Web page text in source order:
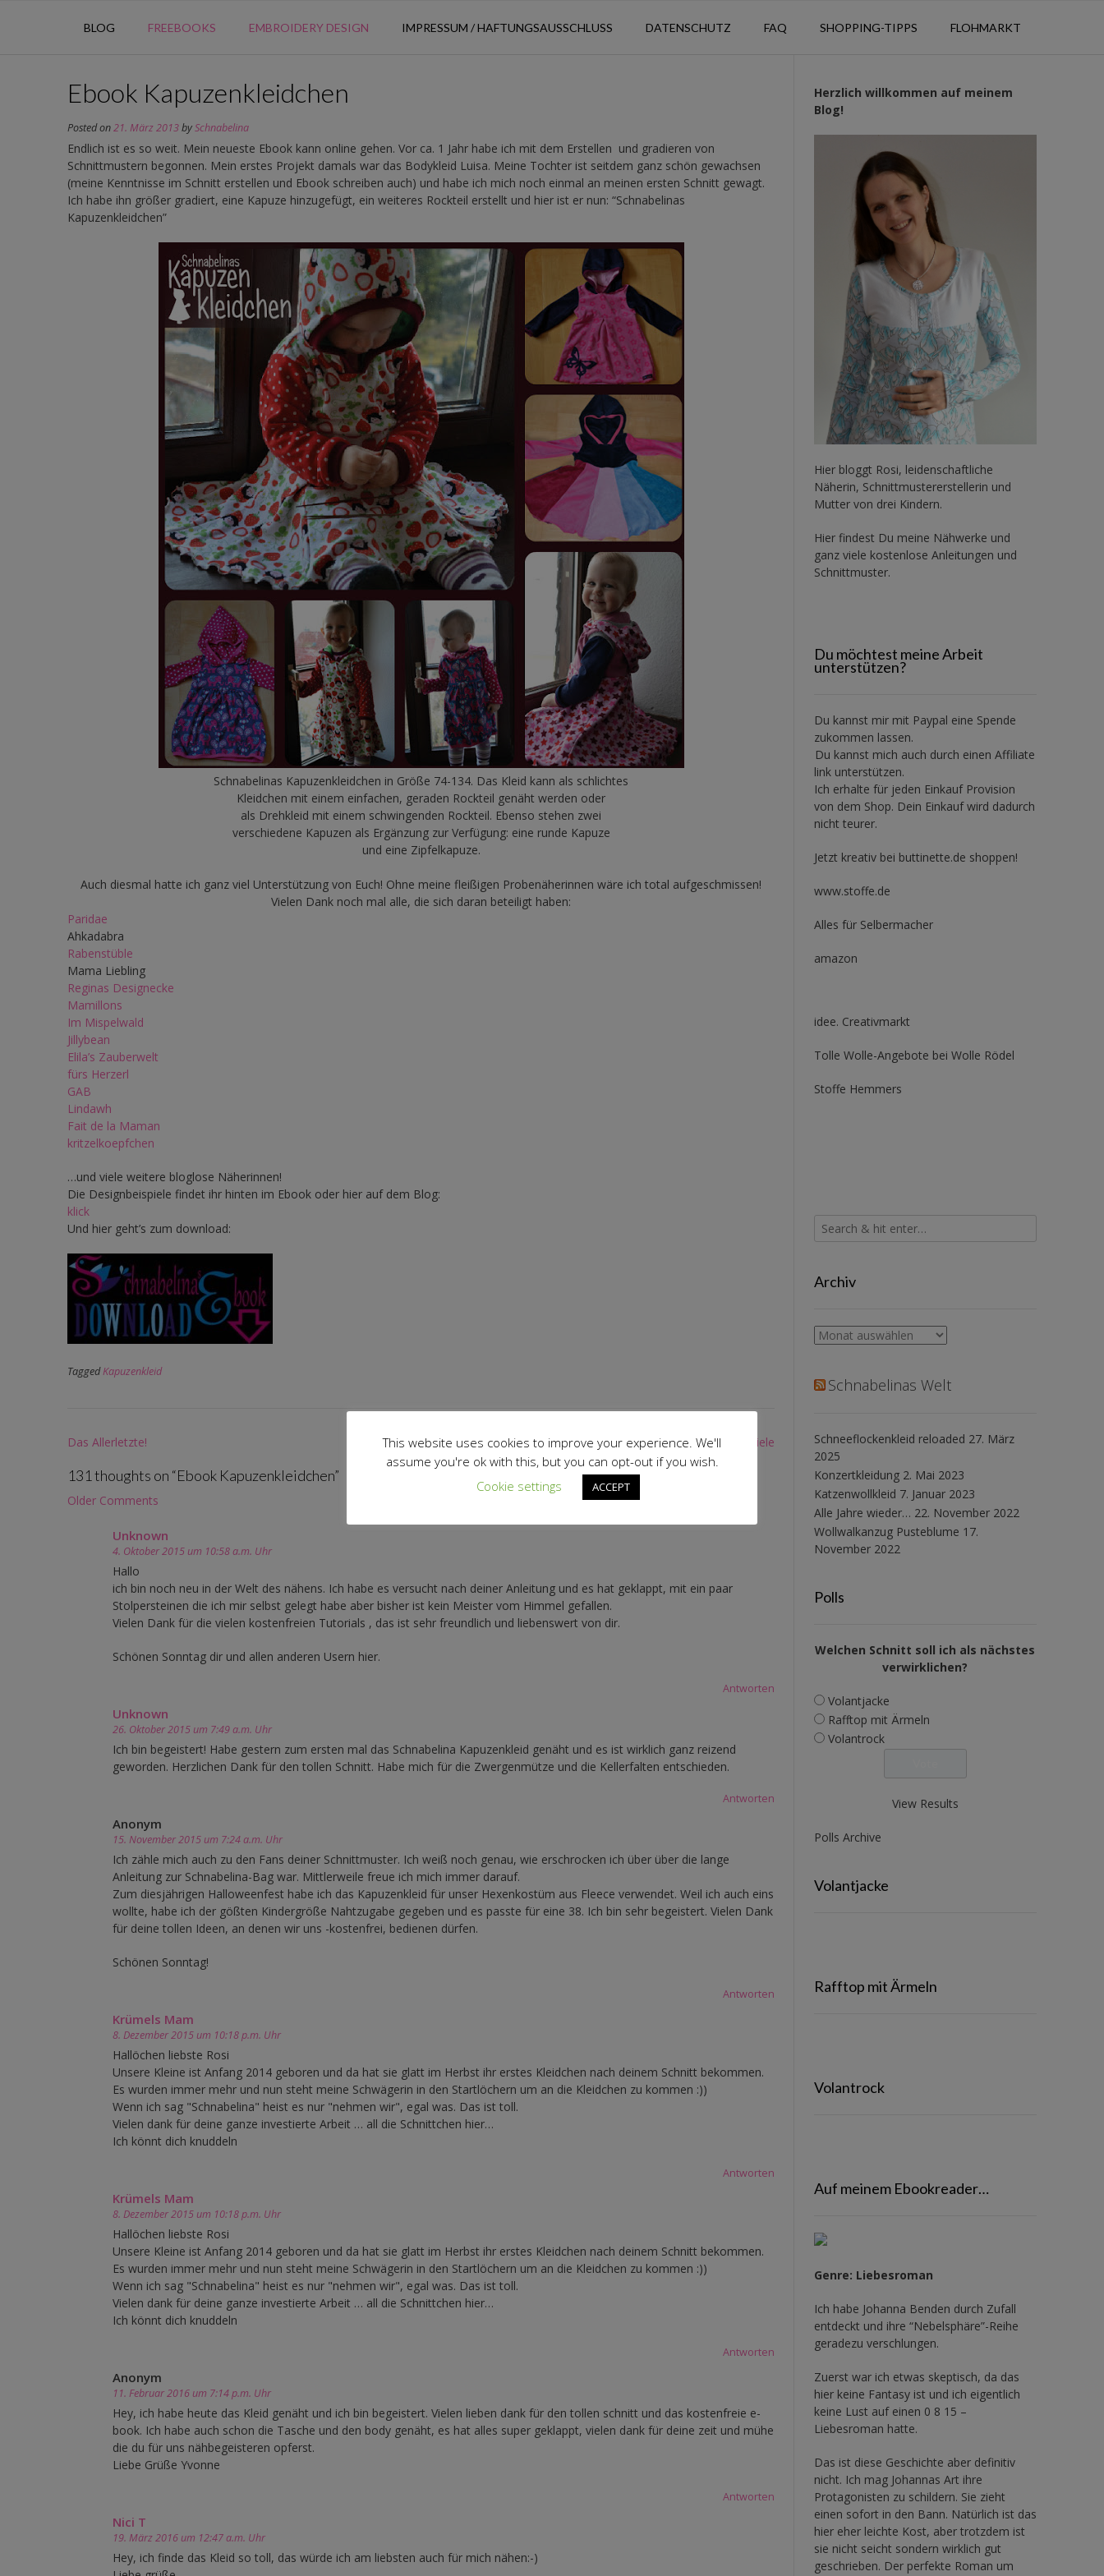
BLOG FREEBOOKS EMBROIDERY DESIGN IMPRESSUM / HAFTUNGSAUSSCHLUSS DATENSCHUTZ FAQ SHOPPING-TIPPS FLOHMARKT
Ebook Kapuzenkleidchen
Posted on21. März 2013bySchnabelina
Endlich ist es so weit. Mein neueste Ebook kann online gehen. Vor ca. 1 Jahr habe ich mit dem Erstellen und gradieren von
Schnittmustern begonnen. Mein erstes Projekt damals war das Bodykleid Luisa. Meine Tochter ist seitdem ganz schön gewachsen
(meine Kenntnisse im Schnitt erstellen und Ebook schreiben auch) und habe ich mich noch einmal an meinen ersten Schnitt gewagt.
Ich habe ihn größer gradiert, eine Kapuze hinzugefügt, ein weiteres Rockteil erstellt und hier ist er nun: “Schnabelinas
Kapuzenkleidchen”
Schnabelinas Kapuzenkleidchen in Größe 74-134. Das Kleid kann als schlichtes
Kleidchen mit einem einfachen, geraden Rockteil genäht werden oder
als Drehkleid mit einem schwingenden Rockteil. Ebenso stehen zwei
verschiedene Kapuzen als Ergänzung zur Verfügung: eine runde Kapuze
und eine Zipfelkapuze.
Auch diesmal hatte ich ganz viel Unterstützung von Euch! Ohne meine fleißigen Probenäherinnen wäre ich total aufgeschmissen!
Vielen Dank noch mal alle, die sich daran beteiligt haben:
Paridae
Ahkadabra
Rabenstüble
Mama Liebling
Reginas Designecke
Mamillons
Im Mispelwald
Jillybean
Elila’s Zauberwelt
fürs Herzerl
GAB
Lindawh
Fait de la Maman
kritzelkoepfchen
…und viele weitere bloglose Näherinnen!
Die Designbeispiele findet ihr hinten im Ebook oder hier auf dem Blog:
klick
Und hier geht’s zum download:
TaggedKapuzenkleid
Post
Das Allerletzte! Designbeispiele
131 thoughts on “Ebook Kapuzenkleidchen”
Comment
navigation
Older Comments
Unknown
4. Oktober 2015 um 10:58 a.m. Uhr
Hallo
ich bin noch neu in der Welt des nähens. Ich habe es versucht nach deiner Anleitung und es hat geklappt, mit ein paar
Stolpersteinen die ich mir selbst gelegt habe aber bisher ist kein Meister vom Himmel gefallen.
Vielen Dank für die vielen kostenfreien Tutorials , das ist sehr freundlich und liebenswert von dir.
Schönen Sonntag dir und allen anderen Usern hier.
Antworten
Unknown
26. Oktober 2015 um 7:49 a.m. Uhr
Ich bin begeistert! Habe gestern zum ersten mal das Schnabelina Kapuzenkleid genäht und es ist wirklich ganz reizend
geworden. Herzlichen Dank für den tollen Schnitt. Habe mich für die Zwergenmütze und die Kellerfalten entschieden.
Antworten
Anonym
15. November 2015 um 7:24 a.m. Uhr
Ich zähle mich auch zu den Fans deiner Schnittmuster. Ich weiß noch genau, wie erschrocken ich über über die lange
Anleitung zur Schnabelina-Bag war. Mittlerweile freue ich mich immer darauf.
Zum diesjährigen Halloweenfest habe ich das Kapuzenkleid für unser Hexenkostüm aus Fleece verwendet. Weil ich auch eins
wollte, habe ich der gößten Kindergröße Nahtzugabe gegeben und es passte für eine 38. Ich bin sehr begeistert. Vielen Dank
für deine tollen Ideen, an denen wir uns -kostenfrei, bedienen dürfen.
Schönen Sonntag!
Antworten
Krümels Mam
8. Dezember 2015 um 10:18 p.m. Uhr
Hallöchen liebste Rosi
Unsere Kleine ist Anfang 2014 geboren und da hat sie glatt im Herbst ihr erstes Kleidchen nach deinem Schnitt bekommen.
Es wurden immer mehr und nun steht meine Schwägerin in den Startlöchern um an die Kleidchen zu kommen :))
Wenn ich sag "Schnabelina" heist es nur "nehmen wir", egal was. Das ist toll.
Vielen dank für deine ganze investierte Arbeit … all die Schnittchen hier…
Ich könnt dich knuddeln
Antworten
Krümels Mam
8. Dezember 2015 um 10:18 p.m. Uhr
Hallöchen liebste Rosi
Unsere Kleine ist Anfang 2014 geboren und da hat sie glatt im Herbst ihr erstes Kleidchen nach deinem Schnitt bekommen.
Es wurden immer mehr und nun steht meine Schwägerin in den Startlöchern um an die Kleidchen zu kommen :))
Wenn ich sag "Schnabelina" heist es nur "nehmen wir", egal was. Das ist toll.
Vielen dank für deine ganze investierte Arbeit … all die Schnittchen hier…
Ich könnt dich knuddeln
Antworten
Anonym
11. Februar 2016 um 7:14 p.m. Uhr
Hey, ich habe heute das Kleid genäht und ich bin begeistert. Vielen lieben dank für den tollen schnitt und das kostenfreie e-
book. Ich habe auch schon die Tasche und den body genäht, es hat alles super geklappt, vielen dank für deine zeit und mühe
die du für uns nähbegeisteren opferst.
Liebe Grüße Yvonne
Antworten
Nici T
19. März 2016 um 12:47 a.m. Uhr
Hey, ich finde das Kleid so toll, das würde ich am liebsten auch für mich nähen:-)
Herzlich willkommen auf meinem
Blog!
Hier bloggt Rosi, leidenschaftliche
Näherin, Schnittmustererstellerin und
Mutter von drei Kindern.
Hier findest Du meine Nähwerke und
ganz viele kostenlose Anleitungen und
Schnittmuster.
Du möchtest meine Arbeit
unterstützen?
Du kannst mir mit Paypal eine Spende
zukommen lassen.
Du kannst mich auch durch einen Affiliate
link unterstützen.
Ich erhalte für jeden Einkauf Provision
von dem Shop. Dein Einkauf wird dadurch
nicht teurer.
Jetzt kreativ bei buttinette.de shoppen!
www.stoffe.de
Alles für Selbermacher
amazon
idee. Creativmarkt
Tolle Wolle-Angebote bei Wolle Rödel
Stoffe Hemmers
Archiv
Archiv
Schnabelinas Welt
Schneeflockenkleid reloaded 27. März
2025
Konzertkleidung 2. Mai 2023
Katzenwollkleid 7. Januar 2023
Alle Jahre wieder… 22. November 2022
Wollwalkanzug Pusteblume 17.
November 2022
Polls
Welchen Schnitt soll ich als nächstes
verwirklichen?
Volantjacke
Rafftop mit Ärmeln
Volantrock
View Results
Polls Archive
Volantjacke
Rafftop mit Ärmeln
Volantrock
Auf meinem Ebookreader…
Genre: Liebesroman
Ich habe Johanna Benden durch Zufall
entdeckt und ihre “Nebelsphäre”-Reihe
geradezu verschlungen.
Zuerst war ich etwas skeptisch, da das
hier keine Fantasy ist und ich eigentlich
keine Lust auf einen 0 8 15 –
Liebesroman hatte.
Das ist diese Geschichte aber definitiv
nicht. Ich mag Johannas Art ihre
Protagonisten zu schildern. Sie zieht
einen sofort in den Bann. Natürlich ist das
hier eher leichte Kost, aber trotzdem ist
sie nicht seicht sondern wirklich gut
geschrieben. Der perfekte Roman um
This website uses cookies to improve your experience. We'll
assume you're ok with this, but you can opt-out if you wish.
Cookie settings
ACCEPT